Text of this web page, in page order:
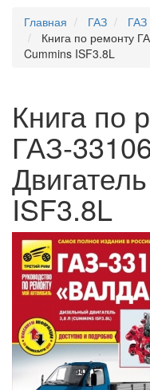
Главная
ГАЗ ГАЗ
Книга по ремонту
Cummins ISF3.8L
Книга по
ГАЗ-
ISF3.8L